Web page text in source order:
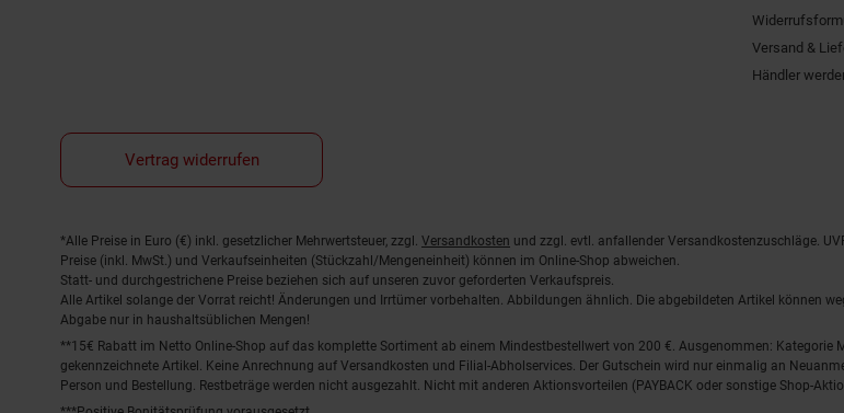
Versand &
Händler
Vertrag widerrufen
Fußnoten
*Alle Preise in Euro (€) inkl. gesetzlicher Mehrwertsteuer, zzgl. Versandkosten und zzgl. evtl. anfallender Versandkostenzuschläge.
Preise (inkl. MwSt.) und Verkaufseinheiten (Stückzahl/Mengeneinheit) können im Online-Shop abweichen.
Statt- und durchgestrichene Preise beziehen sich auf unseren zuvor geforderten Verkaufspreis.
Alle Artikel solange der Vorrat reicht! Änderungen und Irrtümer vorbehalten. Abbildungen ähnlich. Die abgebildeten Artikel können
Abgabe nur in haushaltsüblichen Mengen!
**15€ Rabatt im Netto Online-Shop auf das komplette Sortiment ab einem Mindestbestellwert von 200 €. Ausgenommen: Kategorie
gekennzeichnete Artikel. Keine Anrechnung auf Versandkosten und Filial-Abholservices. Der Gutschein wird nur einmalig an
Person und Bestellung. Restbeträge werden nicht ausgezahlt. Nicht mit anderen Aktionsvorteilen (PAYBACK oder sonstige Shop-